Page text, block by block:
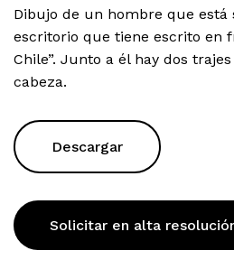
Dibujo de un hombre que está
escritorio que tiene escrito en
Chile”. Junto a él hay dos
cabeza.
Descargar
Solicitar en alta